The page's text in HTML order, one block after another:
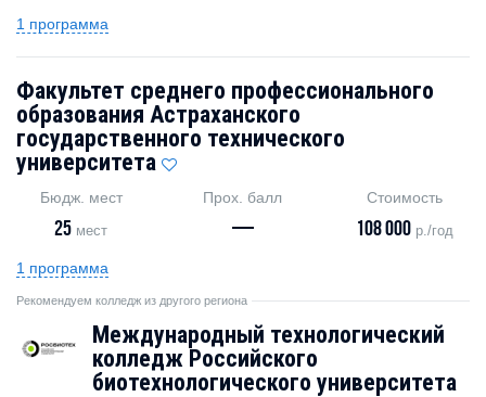
1 программа
Факультет среднего профессионального
образования Астраханского
государственного технического
университета
Бюдж. мест
25 мест
Прох. балл
—
Стоимость
108 000 р./год
1 программа
Рекомендуем колледж из другого региона
Международный технологический
колледж Российского
биотехнологического университета